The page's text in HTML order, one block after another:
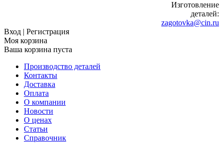
Изготовление
деталей:
zagotovka@cin.ru
Вход | Регистрация
Моя корзина
Ваша корзина пуста
Производство деталей
Контакты
Доставка
Оплата
О компании
Новости
О ценах
Статьи
Справочник